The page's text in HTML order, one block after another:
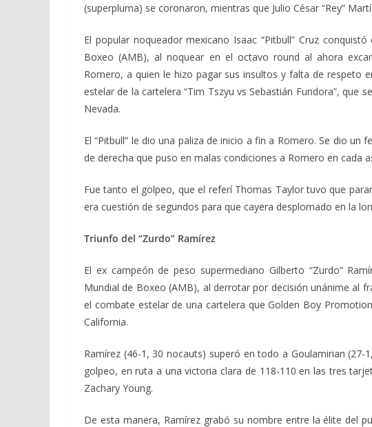
(superpluma) se coronaron, mientras que Julio César “Rey”
El popular noqueador mexicano Isaac “Pitbull” Cruz
Boxeo (AMB), al noquear en el octavo round al ahora
Romero, a quien le hizo pagar sus insultos y falta de respeto
estelar de la cartelera “Tim Tszyu vs Sebastián Fundora”, que
Nevada.
El “Pitbull” le dio una paliza de inicio a fin a Romero. Se dio
de derecha que puso en malas condiciones a Romero en cada
Fue tanto el golpeo, que el referí Thomas Taylor tuvo que
era cuestión de segundos para que cayera desplomado en la
Triunfo del “Zurdo” Ramírez
El ex campeón de peso supermediano Gilberto “Zurdo”
Mundial de Boxeo (AMB), al derrotar por decisión unánime al
el combate estelar de una cartelera que Golden Boy
California.
Ramírez (46-1, 30 nocauts) superó en todo a Goulamirian
golpeo, en ruta a una victoria clara de 118-110 en las tres
Zachary Young.
De esta manera, Ramírez grabó su nombre entre la élite del